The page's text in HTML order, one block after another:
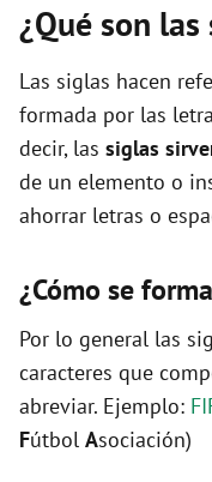
¿Qué son las
Las siglas hacen
formada por las
decir, las siglas
de un elemento o
ahorrar letras o
¿Cómo se
Por lo general las
caracteres que
abreviar. Ejemplo:
Fútbol Asociación)